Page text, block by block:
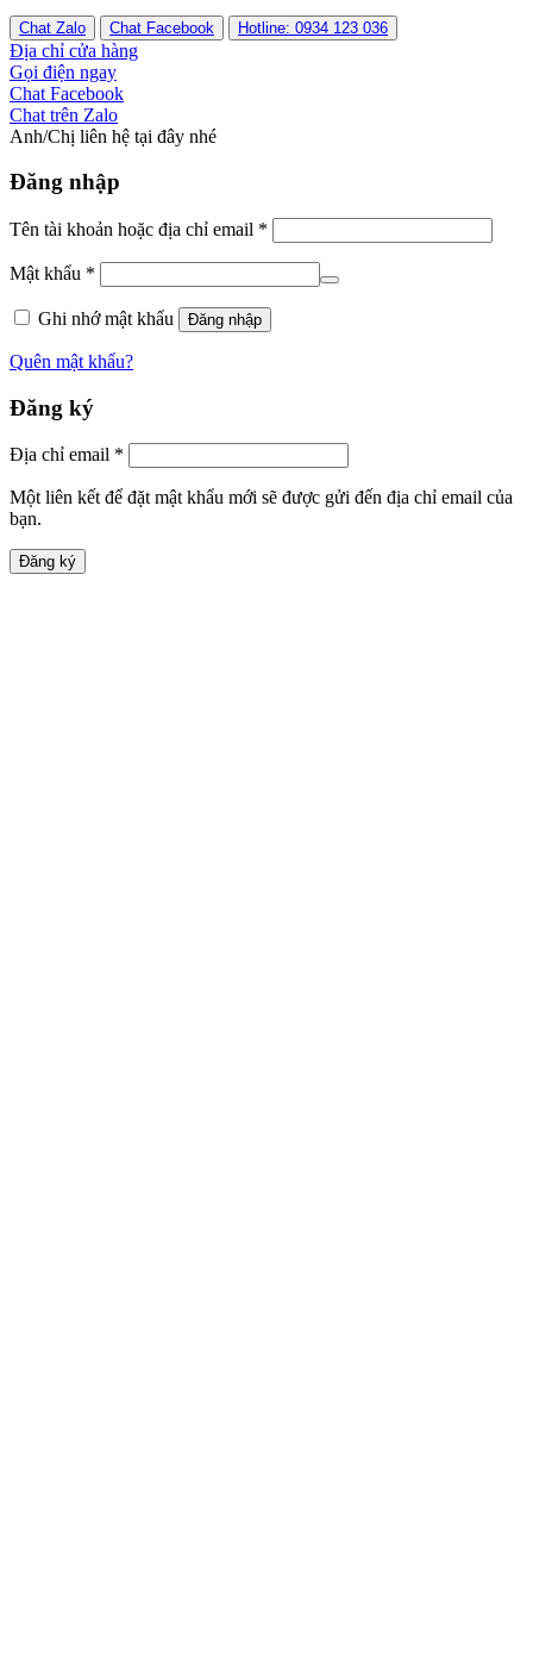
Chat Zalo Chat Facebook Hotline: 0934 123 036
Địa chỉ cửa hàng
Gọi điện ngay
Chat Facebook
Chat trên Zalo
Anh/Chị liên hệ tại đây nhé
Đăng nhập
Tên tài khoản hoặc địa chỉ email *
Mật khẩu *
Ghi nhớ mật khẩu Đăng nhập
Quên mật khẩu?
Đăng ký
Địa chỉ email *
Một liên kết để đặt mật khẩu mới sẽ được gửi đến địa chỉ email của
bạn.
Đăng ký